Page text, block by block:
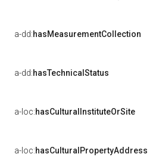
a-dd:hasMeasurementCollection
a-dd:hasTechnicalStatus
a-loc:hasCulturalInstituteOrSite
a-loc:hasCulturalPropertyAddress